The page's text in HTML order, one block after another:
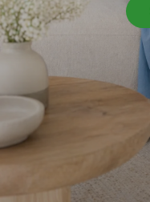
Contact
Cadeaubon